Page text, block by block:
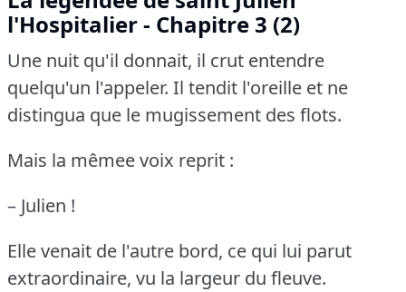
l'Hospitalier - Chapitre 3 (2)
Une nuit qu'il donnait, il crut entendre
quelqu'un l'appeler. Il tendit l'oreille et ne
distingua que le mugissement des flots.
Mais la mêmee voix reprit :
– Julien !
Elle venait de l'autre bord, ce qui lui parut
extraordinaire, vu la largeur du fleuve.